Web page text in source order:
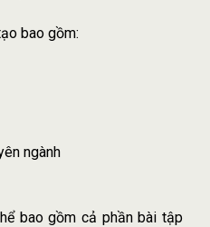
bao gồm:
ngành
bao gồm cả phần bài tập